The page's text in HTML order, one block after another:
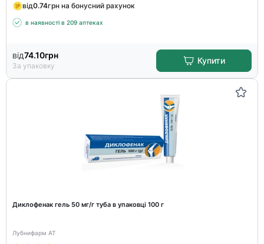
від0.74грн на бонусний рахунок
в наявності в 209 аптеках
від74.10грн
За упаковку
Купити
Диклофенак гель 50 мг/г туба в упаковці 100 г
Лубнифарм АТ